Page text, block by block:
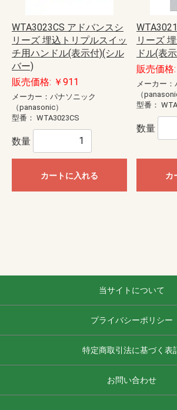
WTA3023CS アドバンスシ
リーズ 埋込トリプルスイッ
チ用ハンドル(表示付)(シル
バー)
販売価格: ￥911
メーカー：パナソニック
（panasonic）
型番： WTA3023CS
数量
カートに入れる
リーズ
ドル(表
販売価格
メーカー
（
型番：
数量
カ
当サイトについて
プライバシーポリシー
特定商取引法に基づく表
お問い合わせ